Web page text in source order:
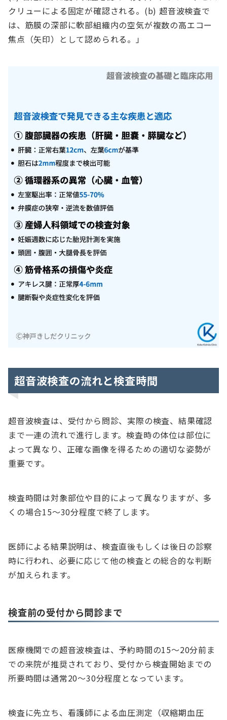
クリューによる固定が確認される。(b) 超音波検査で
は、筋膜の深部に軟部組織内の空気が複数の高エコー
焦点（矢印）として認められる。」
超音波検査の流れと検査時間
超音波検査は、受付から問診、実際の検査、結果確認
まで一連の流れで進行します。検査時の体位は部位に
よって異なり、正確な画像を得るための適切な姿勢が
重要です。
検査時間は対象部位や目的によって異なりますが、多
くの場合15～30分程度で終了します。
医師による結果説明は、検査直後もしくは後日の診察
時に行われ、必要に応じて他の検査との総合的な判断
が加えられます。
検査前の受付から問診まで
医療機関での超音波検査は、予約時間の15～20分前ま
での来院が推奨されており、受付から検査開始までの
所要時間は通常20～30分程度となっています。
検査に先立ち、看護師による血圧測定（収縮期血圧